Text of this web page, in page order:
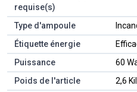
requise(s)
Type d'ampoule
Étiquette énergie
Puissance
‎60
Poids de l'article
‎2,6